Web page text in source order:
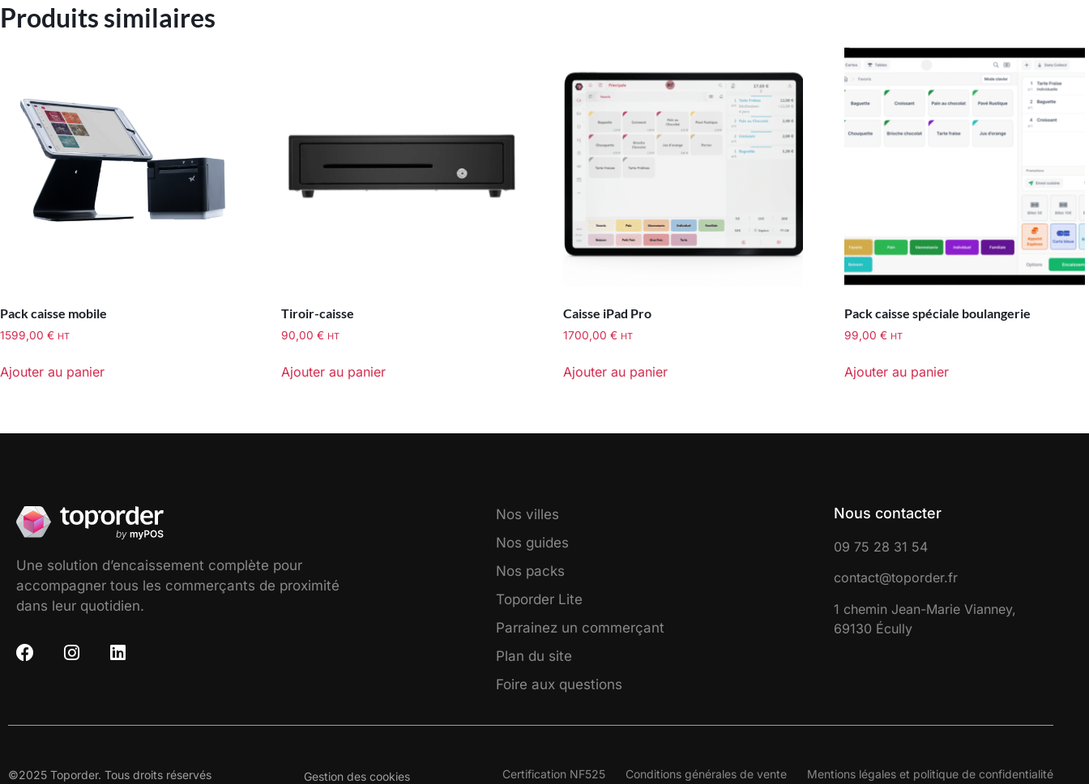
Produits similaires
Pack caisse mobile
1599,00 € HT
Ajouter au panier
Tiroir-caisse
90,00€ HT
Ajouter au panier
Caisse iPad Pro
1700,00 € HT
Ajouter au panier
Pack caisse spéciale boulangerie
99,00€ HT
Ajouter au panier
Une solution d’encaissement complète pour
accompagner tous les commerçants de proximité
dans leur quotidien.
Nos villes
Nos guides
Nos packs
Toporder Lite
Parrainez un commerçant
Plan du site
Foire aux questions
Nous contacter
09 75 28 31 54
contact@toporder.fr
1 chemin Jean-Marie Vianney,
69130 Écully
©2025 Toporder. Tous droits réservés Gestion des cookies Certification NF525 Conditions générales de vente Mentions légales et politique de confidentialité